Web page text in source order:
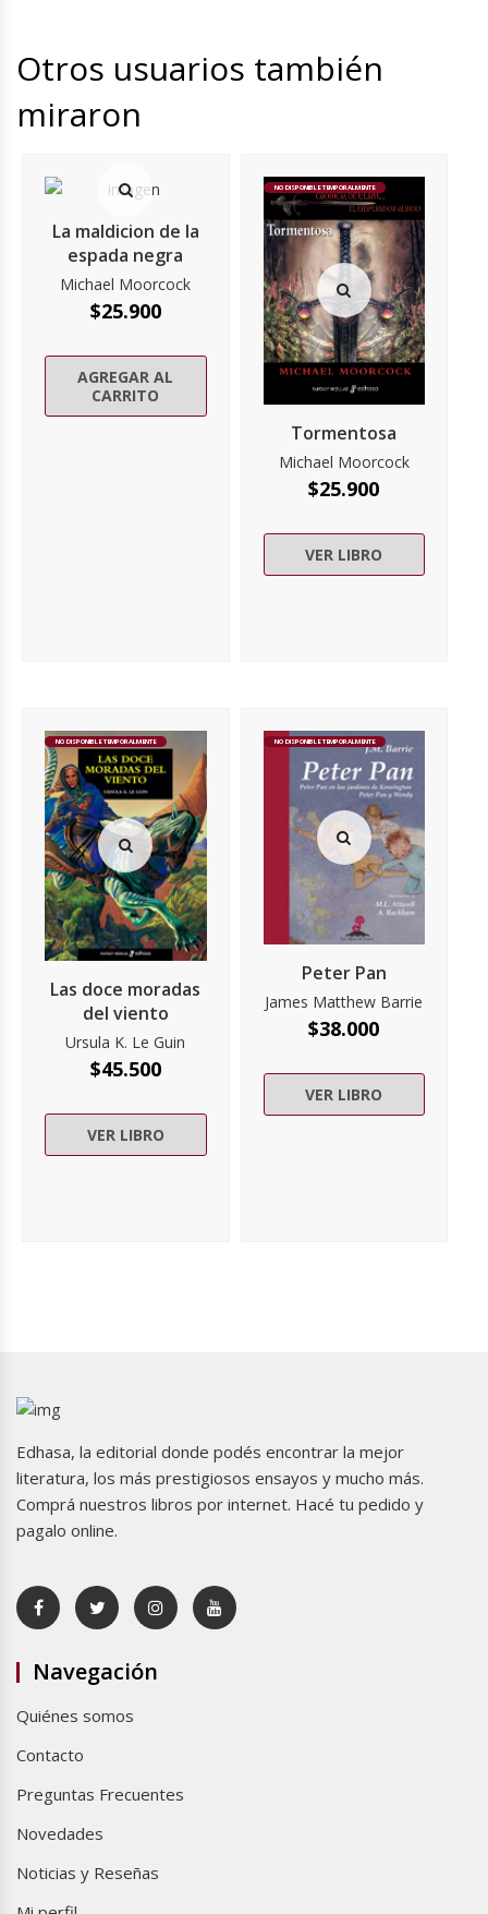
Otros usuarios también
miraron
La maldicion de la
espada negra
Michael Moorcock
$25.900
AGREGAR AL
CARRITO
NO DISPONIBLE TEMPORALMENTE
Tormentosa
Michael Moorcock
$25.900
VER LIBRO
NO DISPONIBLE TEMPORALMENTE
Las doce moradas
del viento
Ursula K. Le Guin
$45.500
VER LIBRO
NO DISPONIBLE TEMPORALMENTE
Peter Pan
James Matthew Barrie
$38.000
VER LIBRO
Edhasa, la editorial donde podés encontrar la mejor
literatura, los más prestigiosos ensayos y mucho más.
Comprá nuestros libros por internet. Hacé tu pedido y
pagalo online.
Navegación
Quiénes somos
Contacto
Preguntas Frecuentes
Novedades
Noticias y Reseñas